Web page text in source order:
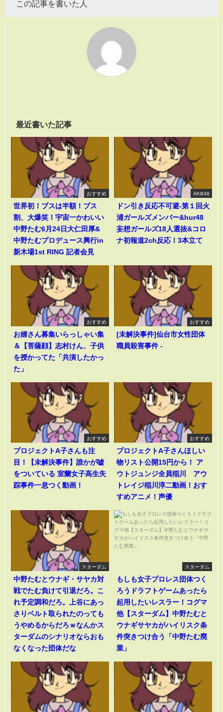
この記事を書いた人
最近書いた記事
おすすめ
世界初！ブスは半額！ブス
割、大爆笑！宇宙一かわいい
中野たむ6月24日大仁田厚&
中野たむプロデュース興行in
新木場1st RING 記者会見
AKB48
ドン引き反応不可避-第１回火
浦ガールズメンバー&hur48
妄想ガールズ18人選抜&コロ
ナ初報道2ch反応！3本立て
おすすめ
お婿さん募集いらっしゃい集
＆【菩薩顔】志村けん、子供
を授かってた「共演したかっ
た」
おすすめ
[未解決事件]仙台市女性団体
職員殺害事件 -
おすすめ
プロジェクトA子さんも注
目！【未解決事件】誰かが嘘
をついている 室蘭女子高生失
踪事件一息つく動画！
おすすめ
プロジェクトA子さんほしい
物リスト公開15円から！ ア
ウトジュンジ全員稲川 アウ
トレイジ稲川淳二動画！おす
すめアニメ！声優
スターダム
中野たむとウナギ・サヤカ対
戦でたむ負けて引退だろ。こ
れ予定調和だろ。上谷にあっ
さりベルト取られたのっても
うやめるからだろｗなんかス
ターダムのシナリオならおも
なくなった団体だな
スターダム
もしも女子プロレス団体つく
ろうドラフトゲームあったら
起用したいレスラー！コグマ
他【スターダム】中野たむと
ウナギサヤカがハイリスク条
件突きつけ合う「中野たむ廃
業」